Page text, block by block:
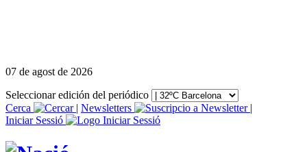
07 de agost de 2026
Seleccionar edición del periódico
Cerca
| Newsletters
|
Iniciar Sessió